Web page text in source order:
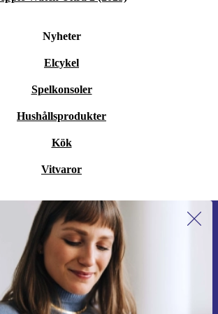
Nyheter
Elcykel
Spelkonsoler
Hushållsprodukter
Kök
Vitvaror
Anmäl dig till vårt nyhetsbrev för
första gången och spara 200 kr!
Missa aldrig ett erbjudande igen.